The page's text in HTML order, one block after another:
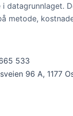
datagrunnlaget.
metode,
533
96 A, 1177